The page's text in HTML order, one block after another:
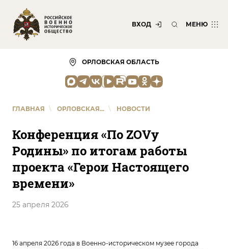
ВХОД МЕНЮ
ОРЛОВСКАЯ ОБЛАСТЬ
ГЛАВНАЯ \ ОРЛОВСКАЯ... \ НОВОСТИ
Конференция «По ZOVу
Родины» по итогам работы
проекта «Герои Настоящего
времени»
25 апреля 2026
16 апреля 2026 года в Военно-историческом музее города